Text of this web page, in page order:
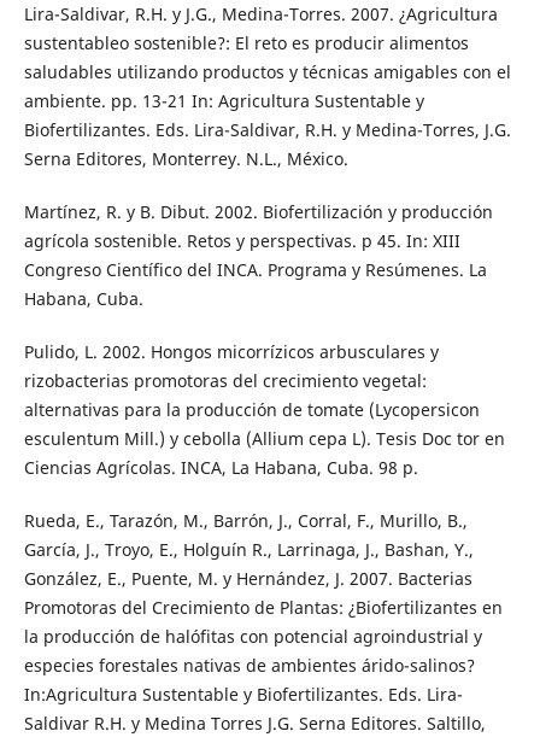
Lira-Saldivar, R.H. y J.G., Medina-Torres. 2007. ¿Agricultura
sustentableo sostenible?: El reto es producir alimentos
saludables utilizando productos y técnicas amigables con el
ambiente. pp. 13-21 In: Agricultura Sustentable y
Biofertilizantes. Eds. Lira-Saldivar, R.H. y Medina-Torres, J.G.
Serna Editores, Monterrey. N.L., México.
Martínez, R. y B. Dibut. 2002. Biofertilización y producción
agrícola sostenible. Retos y perspectivas. p 45. In: XIII
Congreso Científico del INCA. Programa y Resúmenes. La
Habana, Cuba.
Pulido, L. 2002. Hongos micorrízicos arbusculares y
rizobacterias promotoras del crecimiento vegetal:
alternativas para la producción de tomate (Lycopersicon
esculentum Mill.) y cebolla (Allium cepa L). Tesis Doc tor en
Ciencias Agrícolas. INCA, La Habana, Cuba. 98 p.
Rueda, E., Tarazón, M., Barrón, J., Corral, F., Murillo, B.,
García, J., Troyo, E., Holguín R., Larrinaga, J., Bashan, Y.,
González, E., Puente, M. y Hernández, J. 2007. Bacterias
Promotoras del Crecimiento de Plantas: ¿Biofertilizantes en
la producción de halófitas con potencial agroindustrial y
especies forestales nativas de ambientes árido-salinos?
In:Agricultura Sustentable y Biofertilizantes. Eds. Lira-
Saldivar R.H. y Medina Torres J.G. Serna Editores. Saltillo,